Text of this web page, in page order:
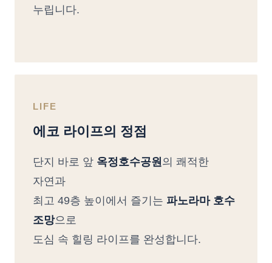
누립니다.
LIFE
에코 라이프의 정점
단지 바로 앞 옥정호수공원의 쾌적한
자연과
최고 49층 높이에서 즐기는 파노라마 호수
조망으로
도심 속 힐링 라이프를 완성합니다.